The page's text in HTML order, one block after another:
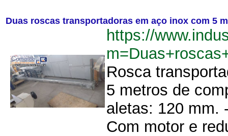
Duas roscas transportadoras em aço inox com 5
https://
Rosca
5 metros de
aletas: 120 mm.
Com motor e